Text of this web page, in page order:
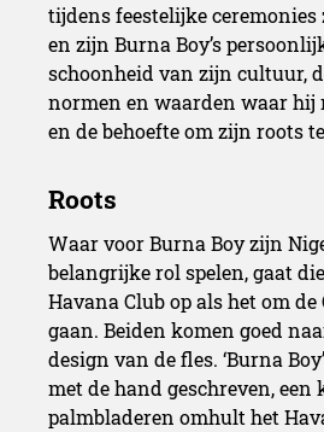
tijdens feestelijke
en zijn Burna Boy’s
schoonheid van zijn cultuur,
normen en waarden waar hij
en de behoefte om zijn roots
Waar voor Burna Boy zijn
belangrijke rol spelen, gaat
Havana Club op als het om de
gaan. Beiden komen goed
design van de fles. ‘Burna
met de hand geschreven, een
palmbladeren omhult het